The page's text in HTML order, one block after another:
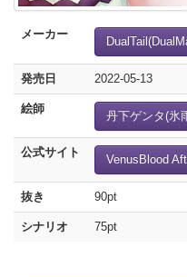
メーカー
発売日 2022-05-13
絵師
丹下ゲンタ(氷
公式サイト
VenusBlood
抜き 90pt
シナリオ 75pt